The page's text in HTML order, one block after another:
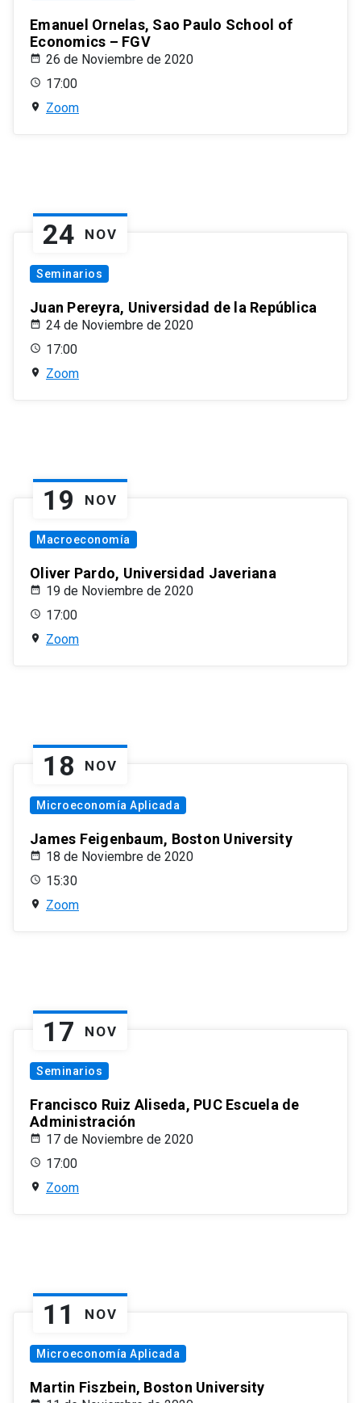
Emanuel Ornelas, Sao Paulo School of
Economics – FGV
26 de Noviembre de 2020
17:00
Zoom
24 NOV
Seminarios
Juan Pereyra, Universidad de la República
24 de Noviembre de 2020
17:00
Zoom
19 NOV
Macroeconomía
Oliver Pardo, Universidad Javeriana
19 de Noviembre de 2020
17:00
Zoom
18 NOV
Microeconomía Aplicada
James Feigenbaum, Boston University
18 de Noviembre de 2020
15:30
Zoom
17 NOV
Seminarios
Francisco Ruiz Aliseda, PUC Escuela de
Administración
17 de Noviembre de 2020
17:00
Zoom
11 NOV
Microeconomía Aplicada
Martin Fiszbein, Boston University